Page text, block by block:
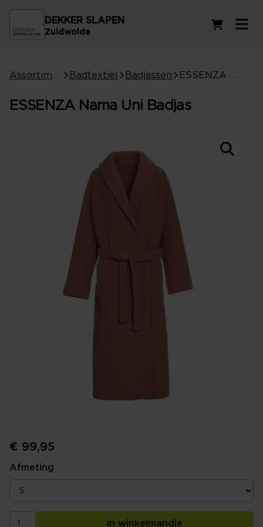
DEKKER SLAPEN
Zuidwolde
Badtextiel Badjassen
ESSENZA Nama Uni Badjas
€ 99,95
Afmeting
in winkelmandje